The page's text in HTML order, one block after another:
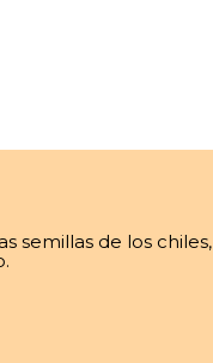
semillas de los chiles,